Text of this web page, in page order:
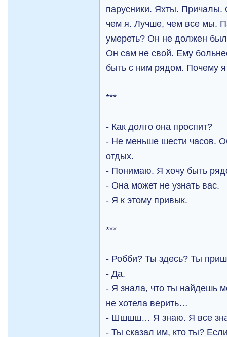
парусники. Яхты.
чем я. Лучше, чем все мы.
умереть? Он не должен
Он сам не свой. Ему
быть с ним рядом. Почему
***
- Как долго она проспит?
- Не меньше шести часов.
отдых.
- Понимаю. Я хочу быть
- Она может не узнать вас.
- Я к этому привык.
***
- Робби? Ты здесь? Ты
- Да.
- Я знала, что ты найдешь
не хотела верить…
- Шшшш… Я знаю. Я все
- Ты сказал им, кто ты?